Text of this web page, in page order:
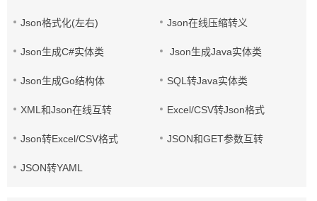
Json格式化(左右) Json在线压缩转义
Json生成C#实体类 Json生成Java实体类
Json生成Go结构体 SQL转Java实体类
XML和Json在线互转 Excel/CSV转Json格式
Json转Excel/CSV格式 JSON和GET参数互转
JSON转YAML